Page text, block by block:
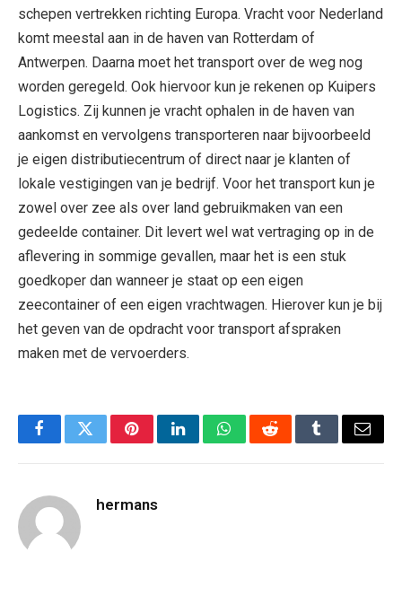
schepen vertrekken richting Europa. Vracht voor Nederland
komt meestal aan in de haven van Rotterdam of
Antwerpen. Daarna moet het transport over de weg nog
worden geregeld. Ook hiervoor kun je rekenen op Kuipers
Logistics. Zij kunnen je vracht ophalen in de haven van
aankomst en vervolgens transporteren naar bijvoorbeeld
je eigen distributiecentrum of direct naar je klanten of
lokale vestigingen van je bedrijf. Voor het transport kun je
zowel over zee als over land gebruikmaken van een
gedeelde container. Dit levert wel wat vertraging op in de
aflevering in sommige gevallen, maar het is een stuk
goedkoper dan wanneer je staat op een eigen
zeecontainer of een eigen vrachtwagen. Hierover kun je bij
het geven van de opdracht voor transport afspraken
maken met de vervoerders.
FacebookTwitterPinterestLinkedInWhatsAppRedditTumblrEmail
hermans